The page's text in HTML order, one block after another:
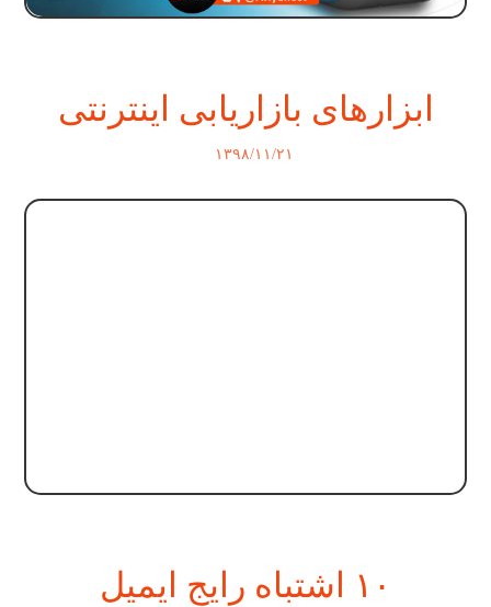
ابزارهای بازاریابی اینترنتی
۱۳۹۸/۱۱/۲۱
۱۰ اشتباه رایج ایمیل